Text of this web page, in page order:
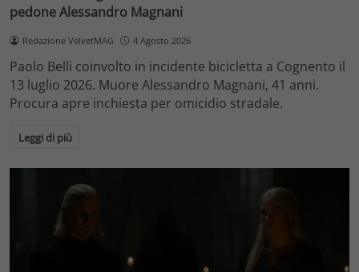
pedone Alessandro Magnani
Redazione VelvetMAG 4 Agosto 2026
Paolo Belli coinvolto in incidente bicicletta a Cognento il
13 luglio 2026. Muore Alessandro Magnani, 41 anni.
Procura apre inchiesta per omicidio stradale.
Leggi di più